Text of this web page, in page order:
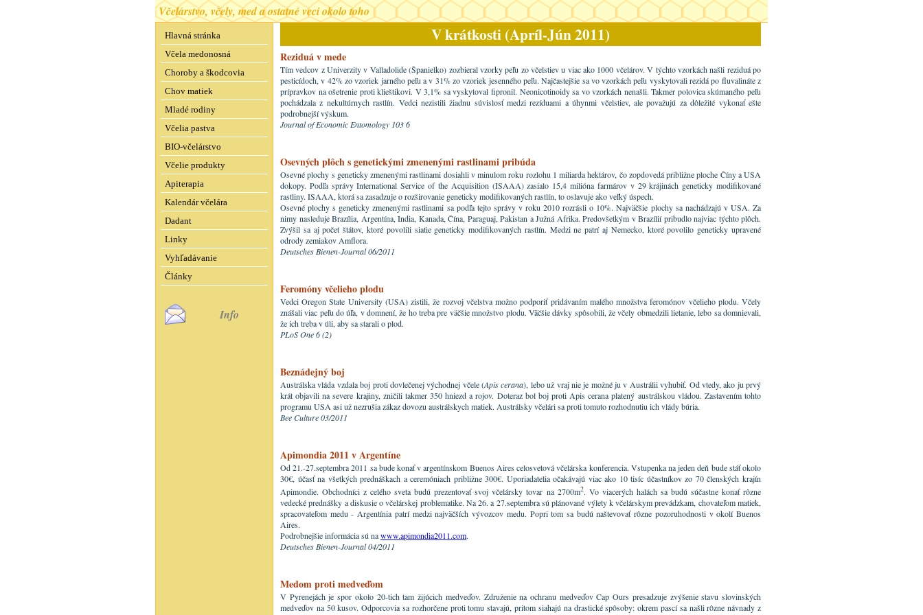
Včelárstvo, včely, med a ostatné veci okolo toho
Hlavná stránka
Včela medonosná
Choroby a škodcovia
Chov matiek
Mladé rodiny
Včelia pastva
BIO-včelárstvo
Včelie produkty
Apiterapia
Kalendár včelára
Dadant
Linky
Vyhľadávanie
Články
Info
V krátkosti (Apríl-Jún 2011)
Reziduá v mede
Tím vedcov z Univerzity v Valladolide (Španielko) zozbieral vzorky peľu zo včelstiev u viac ako 1000 včelárov. V týchto vzorkách našli reziduá po
pesticídoch, v 42% zo vzoriek jarného peľu a v 31% zo vzoriek jesenného peľu. Najčastejšie sa vo vzorkách peľu vyskytovali rezidá po fluvalináte z
prípravkov na ošetrenie proti klieštikovi. V 3,1% sa vyskytoval fipronil. Neonicotinoidy sa vo vzorkách nenašli. Takmer polovica skúmaného peľu
pochádzala z nekultúrnych rastlín. Vedci nezistili žiadnu súvislosť medzi rezíduami a úhynmi včelstiev, ale považujú za dôležité vykonať ešte
podrobnejší výskum.
Journal of Economic Entomology 103 6
Osevných plôch s genetickými zmenenými rastlinami pribúda
Osevné plochy s geneticky zmenenými rastlinami dosiahli v minulom roku rozlohu 1 miliarda hektárov, čo zopdovedá približne ploche Číny a USA
dokopy. Podľa správy International Service of the Acquisition (ISAAA) zasialo 15,4 milióna farmárov v 29 krájinách geneticky modifikované
rastliny. ISAAA, ktorá sa zasadzuje o rozširovanie geneticky modifikovaných rastlín, to oslavuje ako veľký úspech.
Osevné plochy s geneticky zmenenými rastlinami sa podľa tejto správy v roku 2010 rozrásli o 10%. Najväčšie plochy sa nachádzajú v USA. Za
nimy nasleduje Brazília, Argentína, India, Kanada, Čína, Paraguaj, Pakistan a Južná Afrika. Predovšetkým v Brazílií pribudlo najviac týchto plôch.
Zvýšil sa aj počet štátov, ktoré povolili siatie geneticky modifikovaných rastlín. Medzi ne patrí aj Nemecko, ktoré povolilo geneticky upravené
odrody zemiakov Amflora.
Deutsches Bienen-Journal 06/2011
Feromóny včelieho plodu
Vedci Oregon State University (USA) zistili, že rozvoj včelstva možno podporiť pridávaním malého množstva feromónov včelieho plodu. Včely
znášali viac peľu do úľa, v domnení, že ho treba pre väčšie množstvo plodu. Väčšie dávky spôsobili, že včely obmedzili lietanie, lebo sa domnievali,
že ich treba v úli, aby sa starali o plod.
PLoS One 6 (2)
Beznádejný boj
Austrálska vláda vzdala boj proti dovlečenej východnej včele (Apis cerana), lebo už vraj nie je možné ju v Austrálii vyhubiť. Od vtedy, ako ju prvý
krát objavili na severe krajiny, zničili takmer 350 hniezd a rojov. Doteraz bol boj proti Apis cerana platený austrálskou vládou. Zastavením tohto
programu USA asi už nezrušia zákaz dovozu austrálskych matiek. Austrálsky včelári sa proti tomuto rozhodnutiu ich vlády búria.
Bee Culture 03/2011
Apimondia 2011 v Argentíne
Od 21.-27.septembra 2011 sa bude konať v argentínskom Buenos Aires celosvetová včelárska konferencia. Vstupenka na jeden deň bude stáť okolo
30€, účasť na všetkých prednáškach a ceremóniach približne 300€. Uporiadatelia očakávajú viac ako 10 tisíc účastníkov zo 70 členských krajín
Apimondie. Obchodníci z celého sveta budú prezentovať svoj včelársky tovar na 2700m2. Vo viacerých halách sa budú súčastne konať rôzne
vedecké prednášky a diskusie o včelárskej problematike. Na 26. a 27.septembra sú plánované výlety k včelárskym prevádzkam, chovateľom matiek,
spracovateľom medu - Argentínia patrí medzi najväčších vývozcov medu. Popri tom sa budú naštevovať rôzne pozoruhodnosti v okolí Buenos
Aires.
Podrobnejšie informácia sú nawww.apimondia2011.com.
Deutsches Bienen-Journal 04/2011
Medom proti medveďom
V Pyrenejách je spor okolo 20-tich tam žijúcich medveďov. Združenie na ochranu medveďov Cap Ours presadzuje zvýšenie stavu slovinských
medveďov na 50 kusov. Odporcovia sa rozhorčene proti tomu stavajú, pritom siahajú na drastické spôsoby: okrem pascí sa našli rôzne návnady z